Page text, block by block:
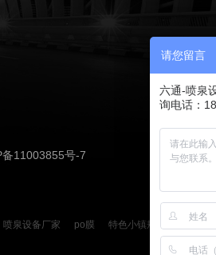
备11003855号-7
喷泉设备厂家 po膜 特色小镇规划设计
请您留言
六通-喷泉
询电话：